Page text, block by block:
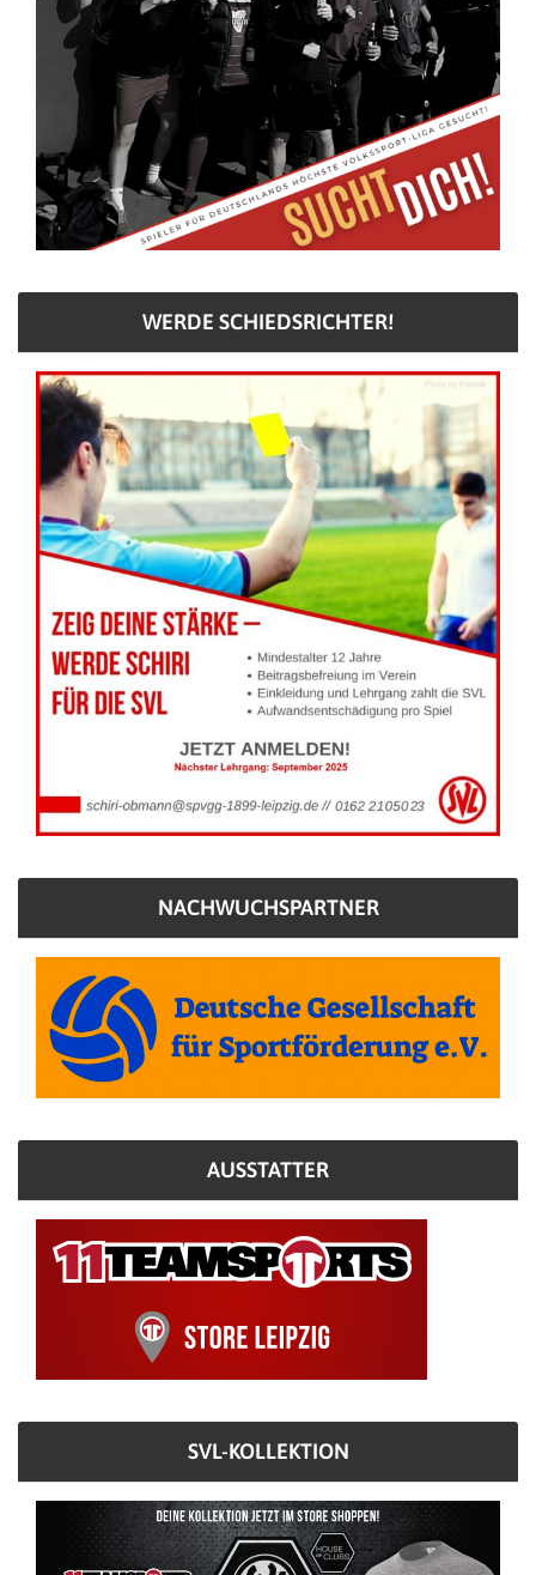
WERDE SCHIEDSRICHTER!
NACHWUCHSPARTNER
AUSSTATTER
SVL-KOLLEKTION